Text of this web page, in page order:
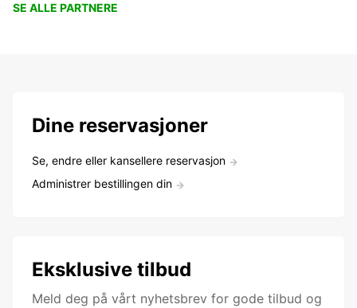
SE ALLE PARTNERE
Dine reservasjoner
Se, endre eller kansellere reservasjon
Administrer bestillingen din
Eksklusive tilbud
Meld deg på vårt nyhetsbrev for gode tilbud og